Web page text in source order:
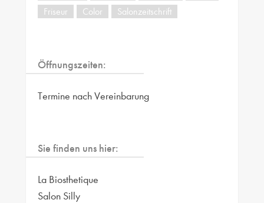
Friseur
Color Salonzeitschrift
Öffnungszeiten:
Termine nach Vereinbarung
Sie finden uns hier:
La Biosthetique
Salon Silly